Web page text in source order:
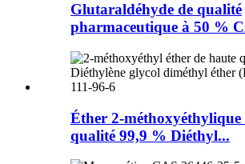
Glutaraldéhyde de qualité
pharmaceutique à 50 %
Éther 2-méthoxyéthylique
qualité 99,9 % Diéthyl...